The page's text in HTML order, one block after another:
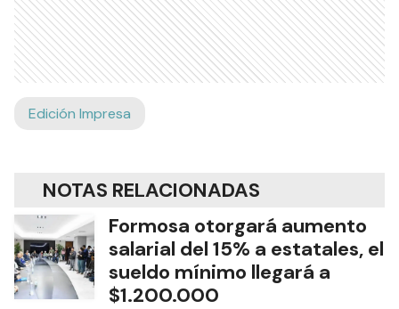
Edición Impresa
NOTAS RELACIONADAS
Formosa otorgará aumento
salarial del 15% a estatales, el
sueldo mínimo llegará a
$1.200.000